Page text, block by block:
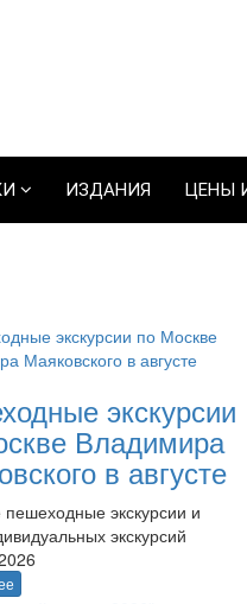
ИЗДАНИЯ ЦЕНЫ
экскурсии
Владимира
в августе
экскурсии и
экскурсий